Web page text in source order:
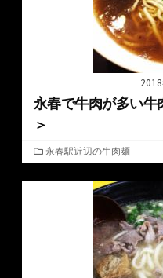
永春で牛肉が多い牛
＞
カ
テ
ゴ
永春駅近辺の牛肉麺